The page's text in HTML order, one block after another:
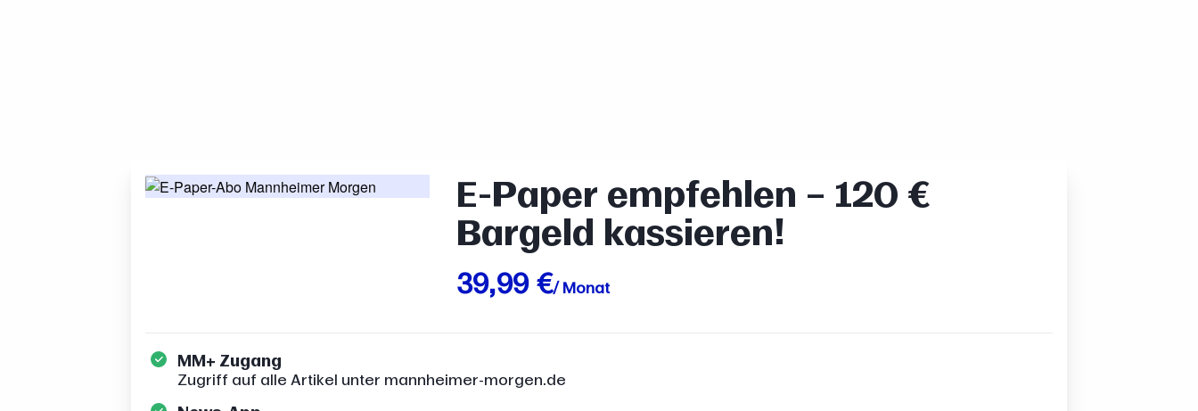
E-Paper empfehlen – 120 €
Bargeld kassieren!
39,99 €/ Monat
MM+ Zugang
Zugriff auf alle Artikel unter mannheimer-morgen.de